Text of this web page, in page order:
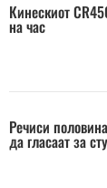
Кинескиот
на час
Речиси
да гласаат за